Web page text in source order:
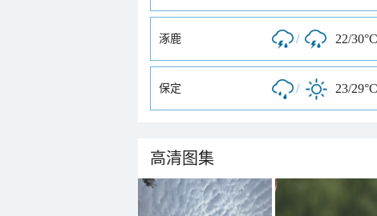
涿鹿 / 22/30°C
保定 / 23/29°C
高清图集